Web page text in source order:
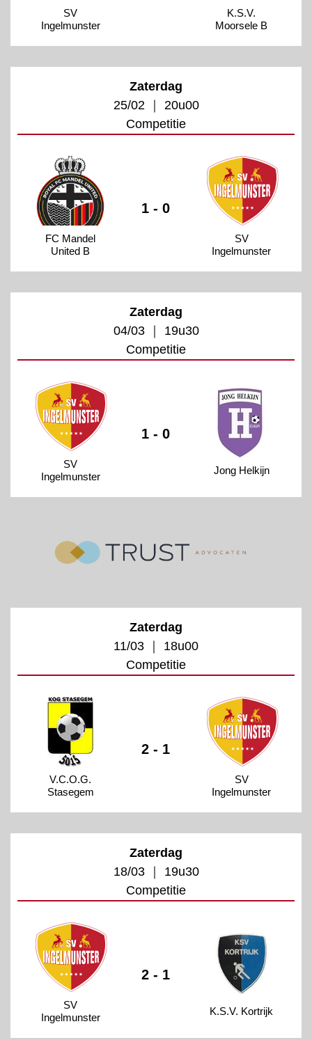
SV
Ingelmunster
K.S.V.
Moorsele B
Zaterdag
25/02 ｜ 20u00
Competitie
FC Mandel
United B
1 - 0
SV
Ingelmunster
Zaterdag
04/03 ｜ 19u30
Competitie
SV
Ingelmunster
1 - 0
Jong Helkijn
Zaterdag
11/03 ｜ 18u00
Competitie
V.C.O.G.
Stasegem
2 - 1
SV
Ingelmunster
Zaterdag
18/03 ｜ 19u30
Competitie
SV
Ingelmunster
2 - 1
K.S.V. Kortrijk